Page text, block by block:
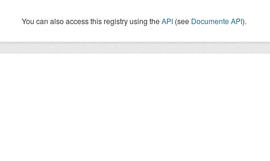
You can also access this registry using theAPI (see Documente API).